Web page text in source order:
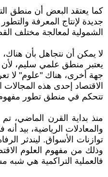
كما يعتقد البعض أن منطق
جديدة لإنتاج المعرفة
الشمولية لمعالجة مختلف
يعتبر منطق علمي سليم، لأن
جهة أخرى، هناك "علوم" لا
الاقتصاد إحدى هذه
تتحكم في منطق تطور مفهوم
منذ بداية القرن الماضي،
والمعادلات الرياضية، بيد
توازنات الأسواق. ليندثر
وذلك من مفهوم العلوم
فالعملية التراكمية هي شبه